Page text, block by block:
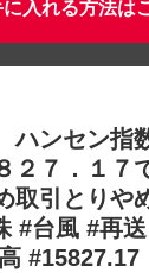
入れる方法は
ンセン指
２７．１７
取引とりや
#台風 #再
#15827.17